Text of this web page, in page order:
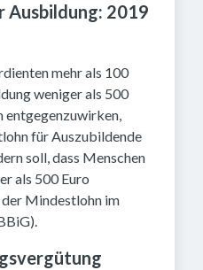
Ausbildung: 2019
mehr als 100
weniger als 500
entgegenzuwirken,
für Auszubildende
soll, dass Menschen
als 500 Euro
Mindestlohn im